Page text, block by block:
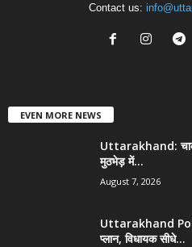
Contact us:
EVEN MORE NEWS
Uttarakhand: चाकू
मुठभेड़ में...
August 7, 2026
Uttarakhand
प्लान, विधायक सीधे...